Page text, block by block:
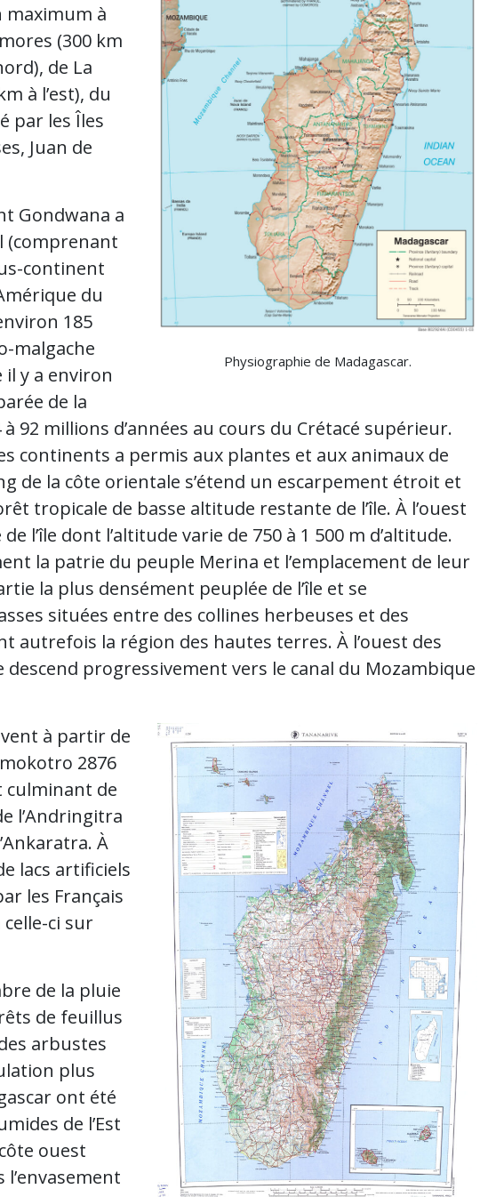
Physiographie de Madagascar.
maximum à
(300 km
de La
à l’est), du
par les Îles
Juan de
Gondwana a
(comprenant
continent
du
185
malgache
il y a environ
de la
92 millions d’années au cours du Crétacé supérieur.
continents a permis aux plantes et aux animaux de
de la côte orientale s’étend un escarpement étroit et
tropicale de basse altitude restante de l’île. À l’ouest
l’île dont l’altitude varie de 750 à 1 500 m d’altitude.
la patrie du peuple Merina et l’emplacement de leur
la plus densément peuplée de l’île et se
situées entre des collines herbeuses et des
autrefois la région des hautes terres. À l’ouest des
progressivement vers le canal du Mozambique
à partir de
2876
culminant de
l’Andringitra
À
lacs artificiels
les Français
ci sur
de la pluie
de feuillus
arbustes
plus
ont été
de l’Est
ouest